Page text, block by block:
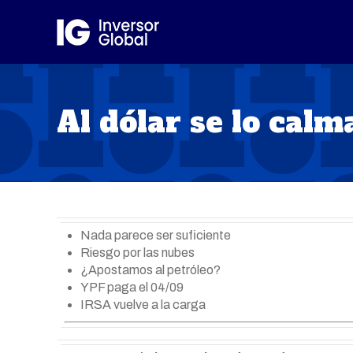
Al dólar se lo
Nada parece ser suficiente
Riesgo por las nubes
¿Apostamos al petróleo?
YPF paga el 04/09
IRSA vuelve a la carga